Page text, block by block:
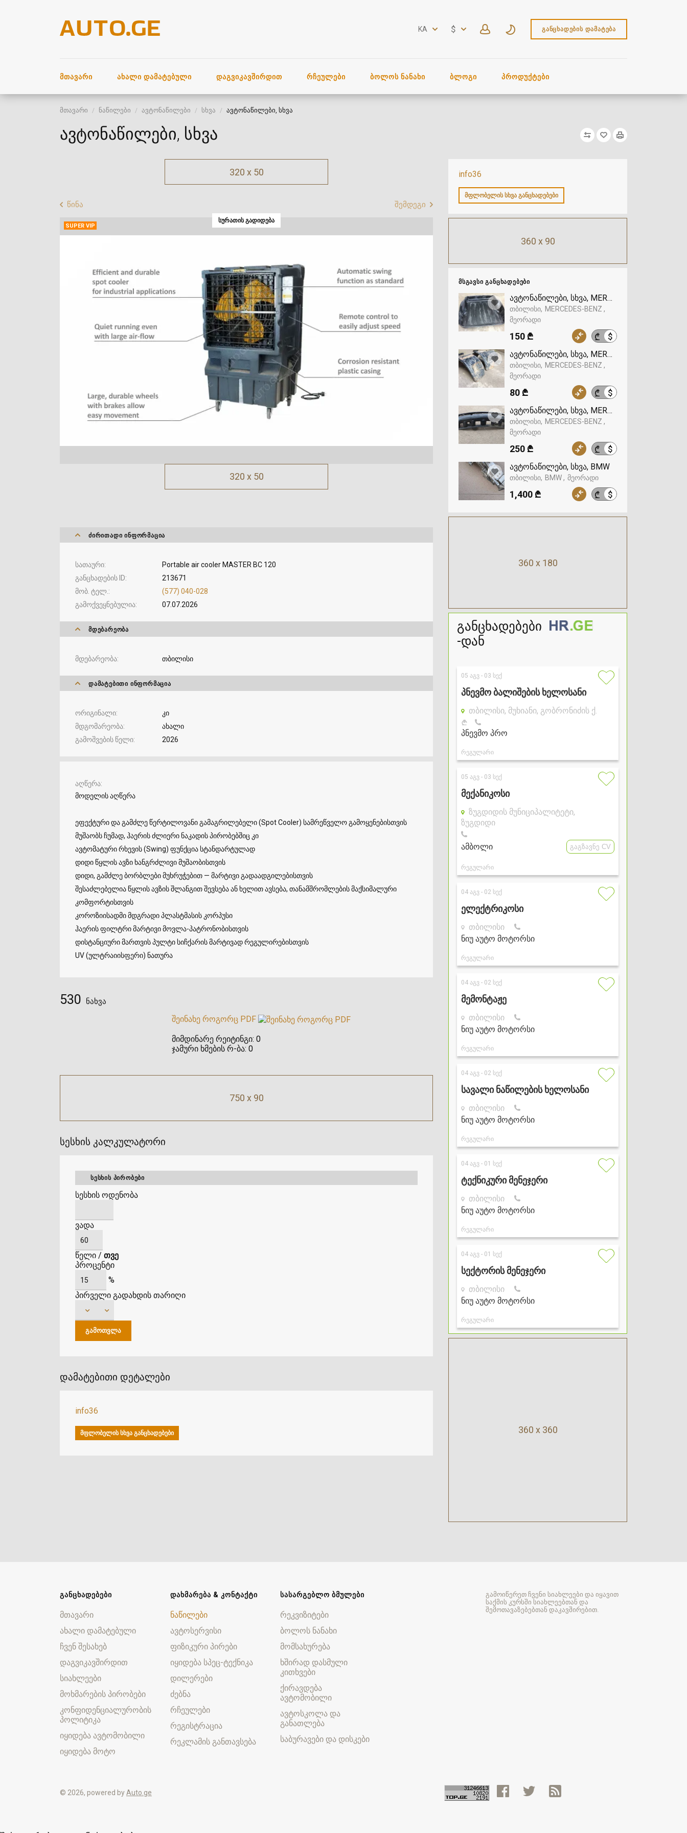
KA $ ᲒᲐᲜᲪᲮᲐᲓᲔᲑᲘᲡ ᲓᲐᲛᲐᲢᲔᲑᲐ
ᲛᲗᲐᲕᲐᲠᲘ ᲐᲮᲐᲚᲘ ᲓᲐᲛᲐᲢᲔᲑᲣᲚᲘ ᲓᲐᲒᲕᲘᲙᲐᲕᲨᲘᲠᲓᲘᲗ ᲠᲩᲔᲣᲚᲔᲑᲘ ᲑᲝᲚᲝᲡ ᲜᲐᲜᲐᲮᲘ ᲑᲚᲝᲒᲘ ᲞᲠᲝᲓᲣᲥᲢᲔᲑᲘ
მთავარი ნაწილები ავტონაწილები სხვა ავტონაწილები, სხვა
ავტონაწილები, სხვა
info36
ᲛᲤᲚᲝᲑᲔᲚᲘᲡ ᲡᲮᲕᲐ ᲒᲐᲜᲪᲮᲐᲓᲔᲑᲔᲑᲘ
360 x 90
ᲛᲡᲒᲐᲕᲡᲘ ᲒᲐᲜᲪᲮᲐᲓᲔᲑᲔᲑᲘ
ავტონაწილები, სხვა, MERCEDES-BENZ
თბილისი
MERCEDES-BENZ
მეორადი
₾ $
150 ₾
ავტონაწილები, სხვა, MERCEDES-BENZ
თბილისი
MERCEDES-BENZ
მეორადი
₾ $
80 ₾
ავტონაწილები, სხვა, MERCEDES-BENZ
თბილისი
MERCEDES-BENZ
მეორადი
₾ $
250 ₾
ავტონაწილები, სხვა, BMW
თბილისი BMW მეორადი
₾ $
1,400 ₾
360 x 180
360 x 360
320 x 50
წინა შემდეგი
SUPER VIP
ᲡᲣᲠᲐᲗᲘᲡ ᲒᲐᲓᲘᲓᲔᲑᲐ
320 x 50
ᲫᲘᲠᲘᲗᲐᲓᲘ ᲘᲜᲤᲝᲠᲛᲐᲪᲘᲐ
სათაური
Portable air cooler MASTER BC 120
განცხადების ID
213671
მობ. ტელ.
(577) 040-028
გამოქვეყნებულია
07.07.2026
ᲛᲓᲔᲑᲐᲠᲔᲝᲑᲐ
მდებარეობა თბილისი
ᲓᲐᲛᲐᲢᲔᲑᲘᲗᲘ ᲘᲜᲤᲝᲠᲛᲐᲪᲘᲐ
ორიგინალი
კი
მდგომარეობა
ახალი
გამოშვების წელი
2026
აღწერა
მოდელის აღწერა
ეფექტური და გამძლე წერტილოვანი გამაგრილებელი (Spot Cooler) სამრეწველო გამოყენებისთვის
მუშაობს ჩუმად, ჰაერის ძლიერი ნაკადის პირობებშიც კი
ავტომატური რხევის (Swing) ფუნქცია სტანდარტულად
დიდი წყლის ავზი ხანგრძლივი მუშაობისთვის
დიდი, გამძლე ბორბლები მუხრუჭებით — მარტივი გადაადგილებისთვის
შესაძლებელია წყლის ავზის შლანგით შევსება ან ხელით ავსება, თანამშრომლების მაქსიმალური
კომფორტისთვის
კოროზიისადმი მდგრადი პლასტმასის კორპუსი
ჰაერის ფილტრი მარტივი მოვლა-პატრონობისთვის
დისტანციური მართვის პულტი სიჩქარის მარტივად რეგულირებისთვის
UV (ულტრაიისფერი) ნათურა
შეინახე როგორც PDF
მიმდინარე რეიტინგი: 0
ჯამური ხმების რ-ბა: 0
530 ნახვა
750 x 90
სესხის კალკულატორი
ᲡᲔᲡᲮᲘᲡ ᲞᲘᲠᲝᲑᲔᲑᲘ
სესხის ოდენობა
ვადა
წელი / თვე
პროცენტი
%
პირველი გადახდის თარიღი
დამატებითი დეტალები
info36
ᲛᲤᲚᲝᲑᲔᲚᲘᲡ ᲡᲮᲕᲐ ᲒᲐᲜᲪᲮᲐᲓᲔᲑᲔᲑᲘ
გამოიწერეთ ჩვენი სიახლეები და იყავით
საქმის კურსში სიახლეებთან და
შემოთავაზებებთან დაკავშირებით.
ᲒᲐᲜᲪᲮᲐᲓᲔᲑᲔᲑᲘ
მთავარი
ახალი დამატებული
ჩვენ შესახებ
დაგვიკავშირდით
სიახლეები
მოხმარების პირობები
კონფიდენციალურობის
პოლიტიკა
იყიდება ავტომობილი
იყიდება მოტო
ᲓᲐᲮᲛᲐᲠᲔᲑᲐ & ᲙᲝᲜᲢᲐᲥᲢᲘ
ნაწილები
ავტოსერვისი
ფიზიკური პირები
იყიდება სპეც-ტექნიკა
დილერები
ძებნა
რჩეულები
რეგისტრაცია
რეკლამის განთავსება
ᲡᲐᲡᲐᲠᲒᲔᲑᲚᲝ ᲑᲛᲣᲚᲔᲑᲘ
რეკვიზიტები
ბოლოს ნანახი
მომსახურება
ხშირად დასმული
კითხვები
ქირავდება
ავტომობილი
ავტოსკოლა და
განათლება
საბურავები და დისკები
© 2026, powered byAuto.ge